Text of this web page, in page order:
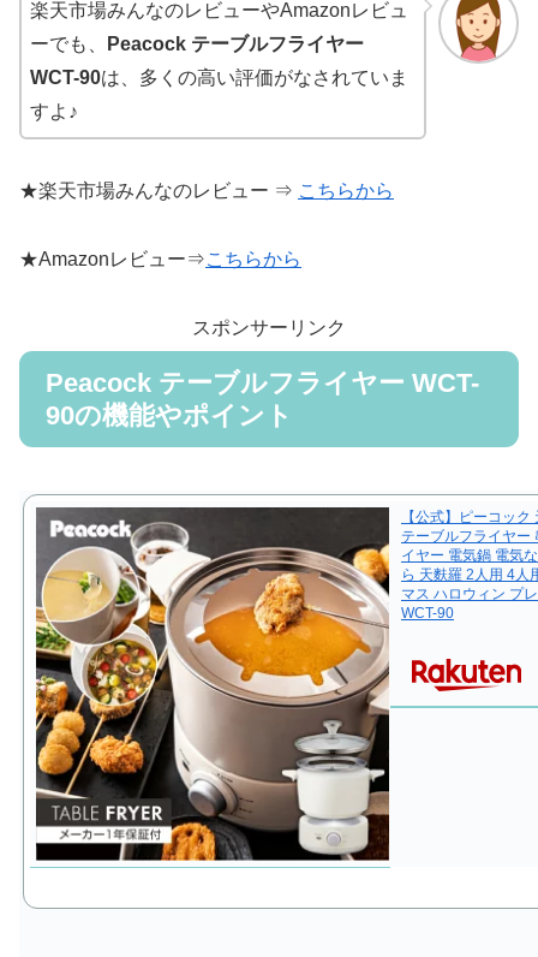
楽天市場みんなのレビューやAmazonレビュ
ーでも、
Peacock テーブルフライヤー
WCT-90は、多くの高い評価がなされていま
すよ♪
★楽天市場みんなのレビュー ⇒ こちらから
★Amazonレビュー⇒こちらから
スポンサーリンク
Peacock テーブルフライヤー WCT-
90の機能やポイント
【公式】ピーコッ
テーブルフライヤー
イヤー 電気鍋 電気
ら 天麩羅 2人用 4人
マス ハロウィン プ
WCT-90